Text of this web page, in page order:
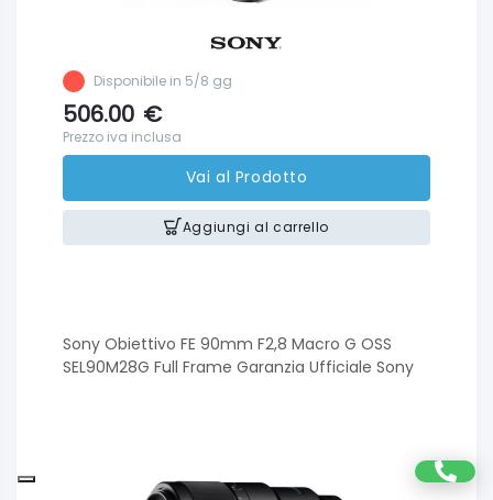
Disponibile in 5/8 gg
506.00 €
Prezzo iva inclusa
Vai al Prodotto
Aggiungi al carrello
Sony Obiettivo FE 90mm F2,8 Macro G OSS
SEL90M28G Full Frame Garanzia Ufficiale Sony